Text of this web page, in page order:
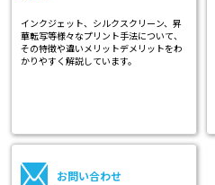
インクジェット、シルクスクリーン、昇
華転写等様々なプリント手法について、
その特徴や違いメリットデメリットをわ
かりやすく解説しています。
お問い合わせ